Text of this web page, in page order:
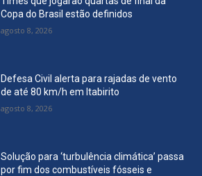
Copa do Brasil estão definidos
agosto 8, 2026
Defesa Civil alerta para rajadas de vento
de até 80 km/h em Itabirito
agosto 8, 2026
Solução para ‘turbulência climática’ passa
por fim dos combustíveis fósseis e